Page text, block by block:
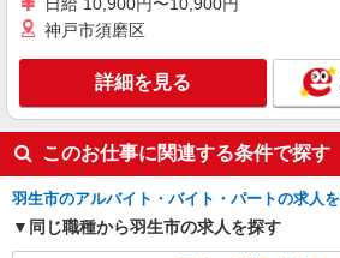
神戸市須磨区
詳細を見る
このお仕事に関連する条件で探す
羽生市のアルバイト・バイト・パートの求人
同じ職種から羽生市の求人を探す